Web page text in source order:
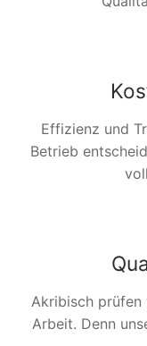
Effizienz und
Betrieb
Akribisch prüfen
Arbeit. Denn